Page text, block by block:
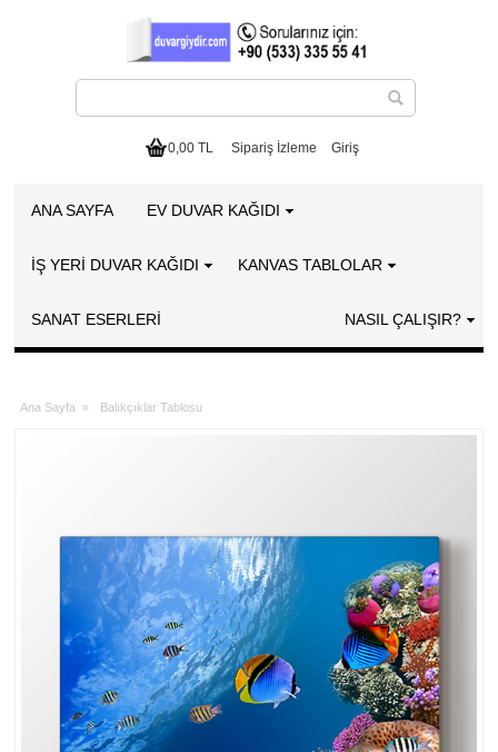
0,00 TL Sipariş İzleme Giriş
ANA SAYFA EV DUVAR KAĞIDI
İŞ YERİ DUVAR KAĞIDI KANVAS TABLOLAR
SANAT ESERLERI NASIL ÇALIŞIR?
Ana Sayfa » Balıkçıklar Tablosu